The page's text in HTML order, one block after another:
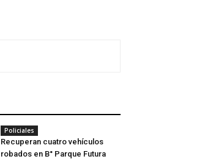
Policiales
Recuperan cuatro vehículos
robados en B° Parque Futura